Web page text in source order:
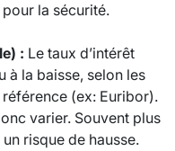
la sécurité.
: Le taux d’intérêt
à la baisse, selon les
(ex: Euribor).
varier. Souvent plus
risque de hausse.